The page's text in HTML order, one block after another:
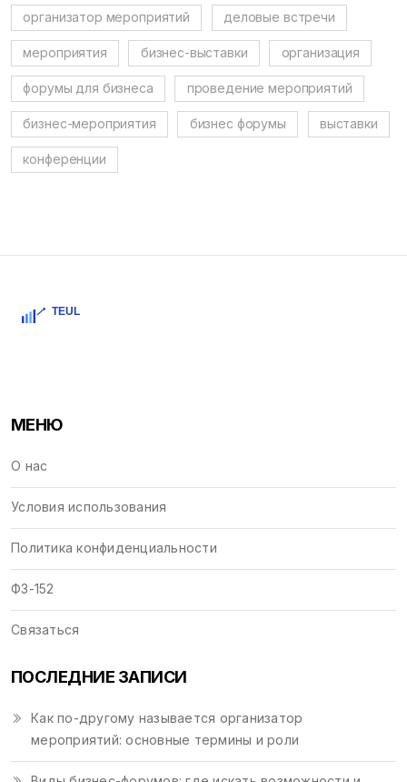
организатор мероприятий деловые встречи
мероприятия бизнес-выставки организация
форумы для бизнеса проведение мероприятий
бизнес-мероприятия бизнес форумы выставки
конференции
МЕНЮ
О нас
Условия использования
Политика конфиденциальности
ФЗ-152
Связаться
ПОСЛЕДНИЕ ЗАПИСИ
Как по-другому называется организатор
мероприятий: основные термины и роли